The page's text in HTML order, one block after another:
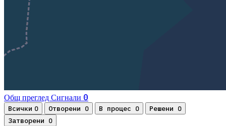
Общ преглед Сигнали 0
Всички 0 Отворени 0 В процес 0 Решени 0
Затворени 0